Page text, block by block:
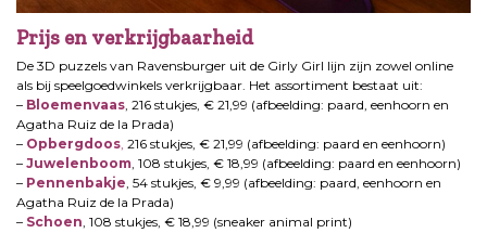
Prijs en verkrijgbaarheid
De 3D puzzels van Ravensburger uit de Girly Girl lijn zijn zowel online
als bij speelgoedwinkels verkrijgbaar. Het assortiment bestaat uit:
– Bloemenvaas , 216 stukjes, € 21,99 (afbeelding: paard, eenhoorn en
Agatha Ruiz de la Prada)
– Opbergdoos 216 stukjes, € 21,99 (afbeelding: paard en eenhoorn)
– Juwelenboom , 108 stukjes, € 18,99 (afbeelding: paard en eenhoorn)
– Pennenbakje , 54 stukjes, € 9,99 (afbeelding: paard, eenhoorn en
Agatha Ruiz de la Prada)
– Schoen , 108 stukjes, € 18,99 (sneaker animal print)